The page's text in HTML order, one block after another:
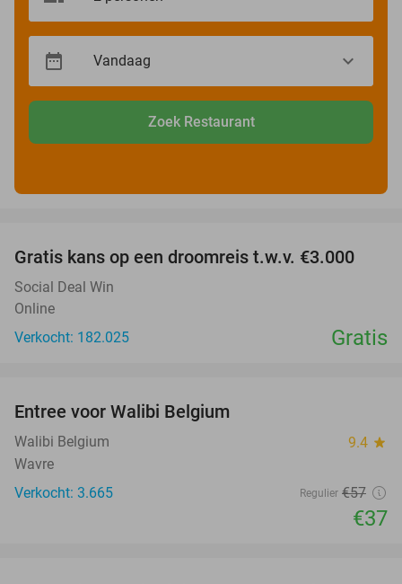
Zoek Restaurant
Gratis kans op een droomreis t.w.v. €3.000
Social Deal Win
Online
Verkocht: 182.025
Gratis
Entree voor Walibi Belgium
Walibi Belgium 9.4 star
Wavre
Verkocht: 3.665
Regulier €57
€37